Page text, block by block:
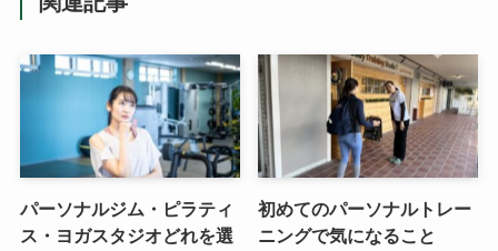
パーソナルジム・ピラティ
ス・ヨガスタジオどれを選
初めてのパーソナルトレー
ニングで気になること